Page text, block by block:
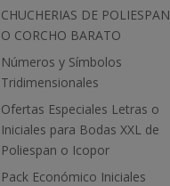
CHUCHERIAS DE POLIESPAN
O CORCHO BARATO
Números y Símbolos
Tridimensionales
Ofertas Especiales Letras o
Iniciales para Bodas XXL de
Poliespan o Icopor
Pack Económico Iniciales